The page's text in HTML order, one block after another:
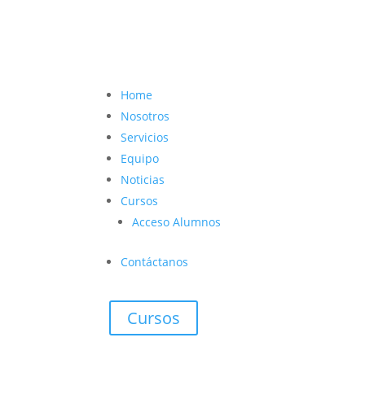
Home
Nosotros
Servicios
Equipo
Noticias
Cursos
Acceso Alumnos
Contáctanos
Cursos